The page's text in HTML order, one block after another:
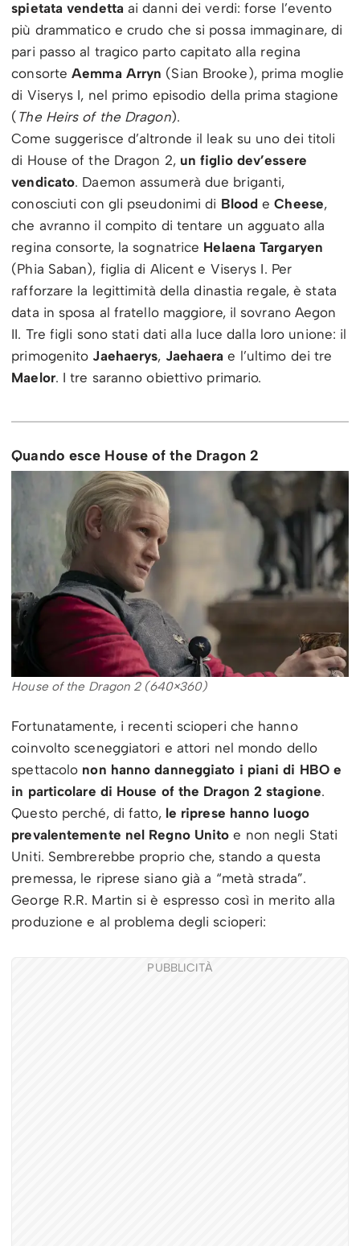
spietata vendetta ai danni dei verdi: forse l’evento
più drammatico e crudo che si possa immaginare, di
pari passo al tragico parto capitato alla regina
consorteAemma Arryn (Sian Brooke), prima moglie
di Viserys I, nel primo episodio della prima stagione
( The Heirs of the Dragon).
Come suggerisce d’altronde il leak su uno dei titoli
di House of the Dragon 2, un figlio dev’essere
vendicato. Daemon assumerà due briganti,
conosciuti con gli pseudonimi di Blood eCheese,
che avranno il compito di tentare un agguato alla
regina consorte, la sognatrice Helaena Targaryen
(Phia Saban), figlia di Alicent e Viserys I. Per
rafforzare la legittimità della dinastia regale, è stata
data in sposa al fratello maggiore, il sovrano Aegon
II. Tre figli sono stati dati alla luce dalla loro unione: il
primogenito Jaehaerys, Jaehaera e l’ultimo dei tre
Maelor. I tre saranno obiettivo primario.
Quando esce House of the Dragon 2
House of the Dragon 2 (640×360)
Fortunatamente, i recenti scioperi che hanno
coinvolto sceneggiatori e attori nel mondo dello
spettacolo non hanno danneggiato i piani di HBO e
in particolare di House of the Dragon 2 stagione.
Questo perché, di fatto, le riprese hanno luogo
prevalentemente nel Regno Unito e non negli Stati
Uniti. Sembrerebbe proprio che, stando a questa
premessa, le riprese siano già a “metà strada”.
George R.R. Martin si è espresso così in merito alla
produzione e al problema degli scioperi:
PUBBLICITÀ